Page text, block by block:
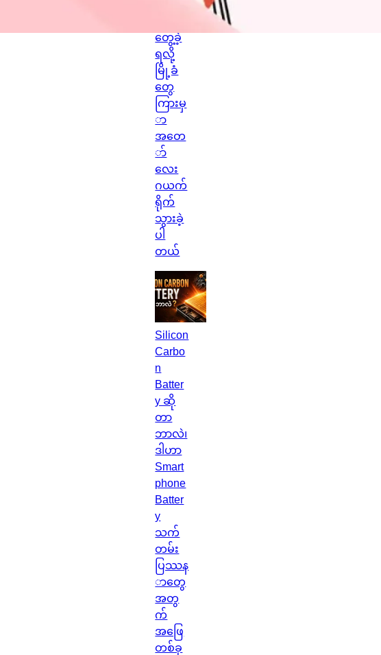
တွေ့ခဲ့
ရလို့
မြို့ခံ
တွေ
ကြားမှ
ာ
အတေ
ာ်
လေး
ဂယက်
ရိုက်
သွားခဲ့
ပါ
တယ်
Silicon
Carbo
n
Batter
y ဆို
တာ
ဘာလဲ၊
ဒါဟာ
Smart
phone
Batter
y
သက်
တမ်း
ပြဿန
ာတွေ
အတွ
က်
အဖြေ
တစ်ခု